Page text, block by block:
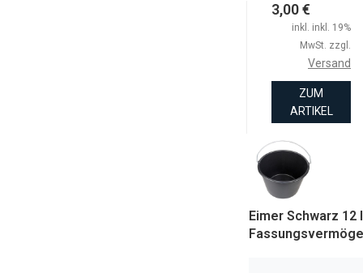
3,00 €
inkl. inkl. 19%
MwSt. zzgl.
Versand
ZUM
ARTIKEL
Eimer Schwarz 12 l